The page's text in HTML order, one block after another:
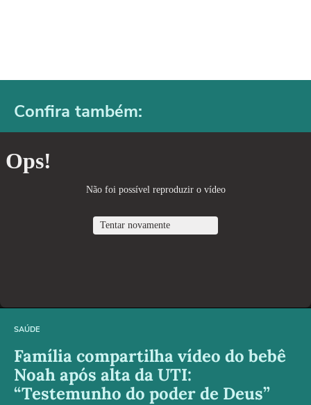
Confira também:
SAÚDE
Família compartilha vídeo do bebê
Noah após alta da UTI:
“Testemunho do poder de Deus”